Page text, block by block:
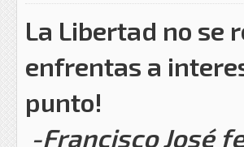
La Libertad no se
enfrentas a
punto!
-Francisco José